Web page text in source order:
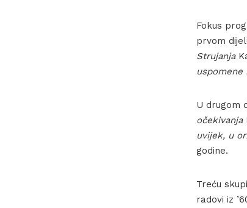
Fokus
prvom
Strujanja
uspomene
U drugom
očekivanja
uvijek, u
godine.
Treću
radovi iz